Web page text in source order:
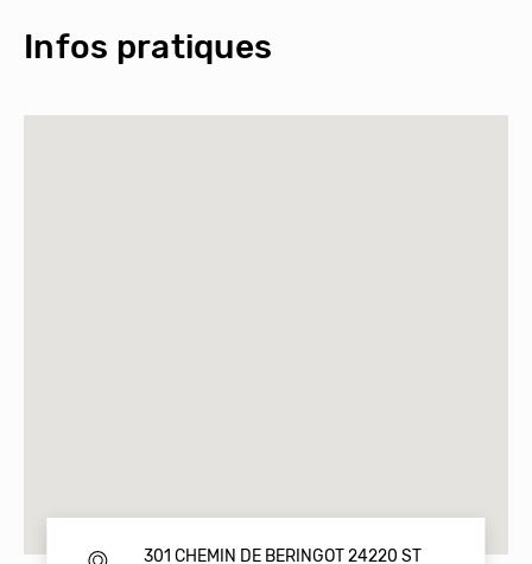
Infos pratiques
301 CHEMIN DE BERINGOT 24220 ST